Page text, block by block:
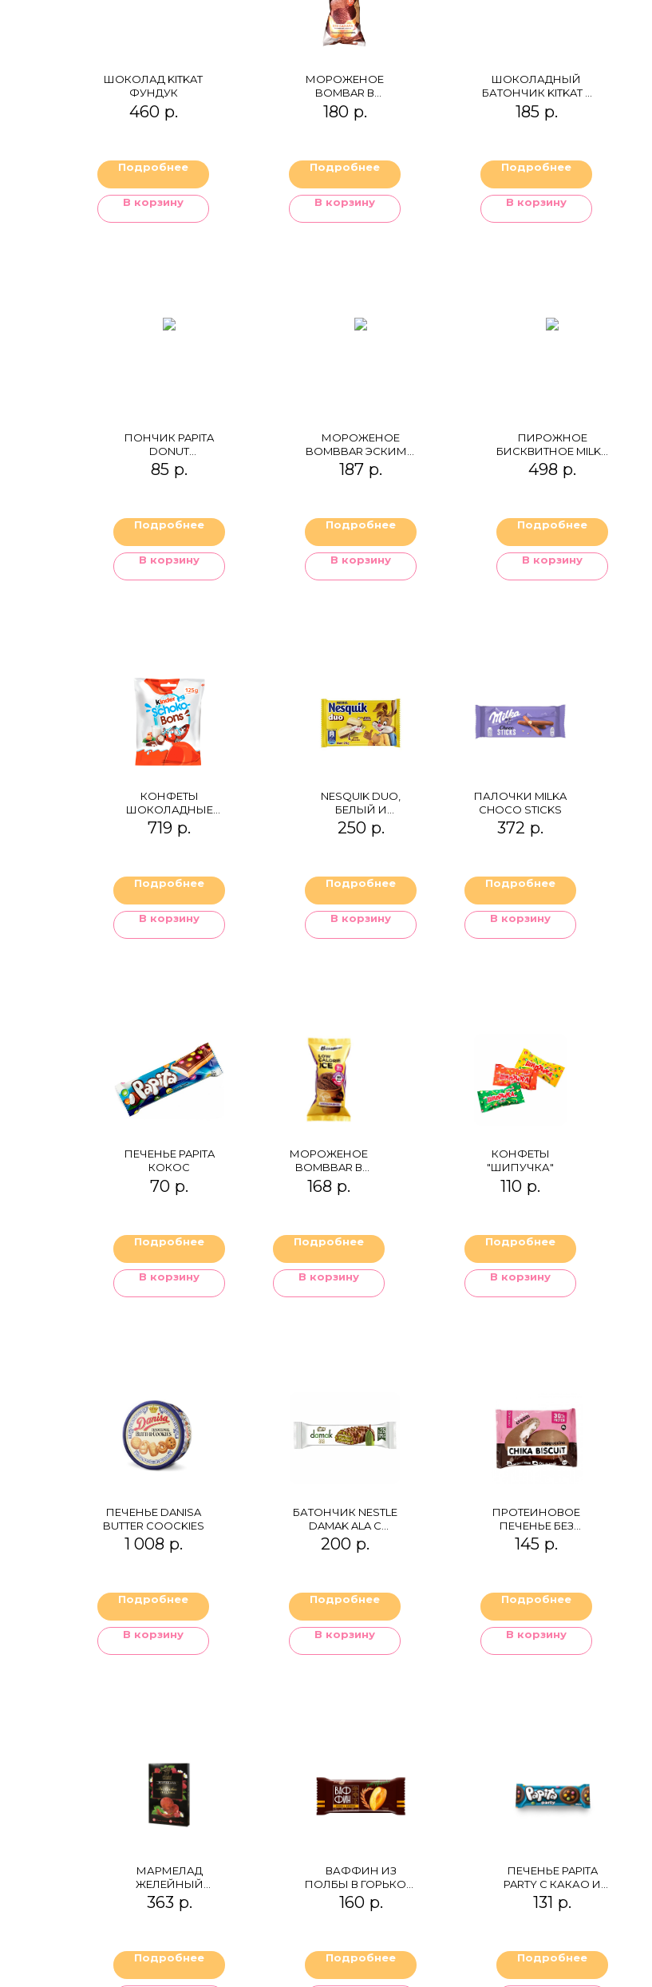
ШОКОЛАД KITKAT
ФУНДУК
460 р.
Подробнее
В корзину
МОРОЖЕНОЕ
BOMBAR В
ВАФЕЛЬНОМ
СТАКАНЧИКЕ
ПРОТЕИНОВОЕ
180 р.
Подробнее
В корзину
ШОКОЛАДНЫЙ
БАТОНЧИК KITKAT 4
FINGERS HAZELNUT
FLAVOUR
185 р.
Подробнее
В корзину
ПОНЧИК PAPITA
DONUT
STRAWBERRY
SAUCE
85 р.
Подробнее
В корзину
МОРОЖЕНОЕ
BOMBBAR ЭСКИМО
В ШОКОЛАДЕ
"ПЛОМБИР НА
187 р.
Подробнее
В корзину
ПИРОЖНОЕ
БИСКВИТНОЕ MILKA
CHOC & CHOC
498 р.
Подробнее
В корзину
КОНФЕТЫ
ШОКОЛАДНЫЕ
KINDER CHOCO-
BONS С
НАЧИНКОЙ
719 р.
Подробнее
В корзину
NESQUIK DUO,
БЕЛЫЙ И
МОЛОЧНЫЙ
ШОКОЛАД
250 р.
Подробнее
В корзину
ПАЛОЧКИ MILKA
CHOCO STICKS
372 р.
Подробнее
В корзину
ПЕЧЕНЬЕ PAPITA
КОКОС
70 р.
Подробнее
В корзину
МОРОЖЕНОЕ
BOMBBAR В
ВАФЕЛЬНОМ
СТАКАНЧИКЕ
168 р.
Подробнее
В корзину
КОНФЕТЫ
"ШИПУЧКА"
110 р.
Подробнее
В корзину
ПЕЧЕНЬЕ DANISA
BUTTER COOCKIES
1 008 р.
Подробнее
В корзину
БАТОНЧИК NESTLE
DAMAK ALA С
ФИСТАШКОЙ
200 р.
Подробнее
В корзину
ПРОТЕИНОВОЕ
ПЕЧЕНЬЕ БЕЗ
САХАРА CHIKA
BISCUIT
145 р.
Подробнее
В корзину
МАРМЕЛАД
ЖЕЛЕЙНЫЙ
"МАЛИНОВОЕ
ПЛАМЯ" (МАЛИНА
363 р.
Подробнее
ВАФФИН ИЗ
ПОЛБЫ В ГОРЬКОМ
ШОКОЛАДЕ
АБРИКОС
160 р.
Подробнее
ПЕЧЕНЬЕ PAPITA
PARTY С КАКАО И
МОЛОЧНОЙ
НАЧИНКОЙ,
ШОКОЛАДОМ И
ДРАЖЕ
131 р.
Подробнее